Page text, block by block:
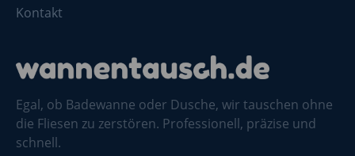
Kontakt
Egal, ob Badewanne oder Dusche, wir tauschen ohne
die Fliesen zu zerstören. Professionell, präzise und
schnell.